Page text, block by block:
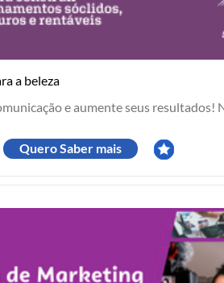
a beleza
e aumente seus resultados!
Quero Saber mais